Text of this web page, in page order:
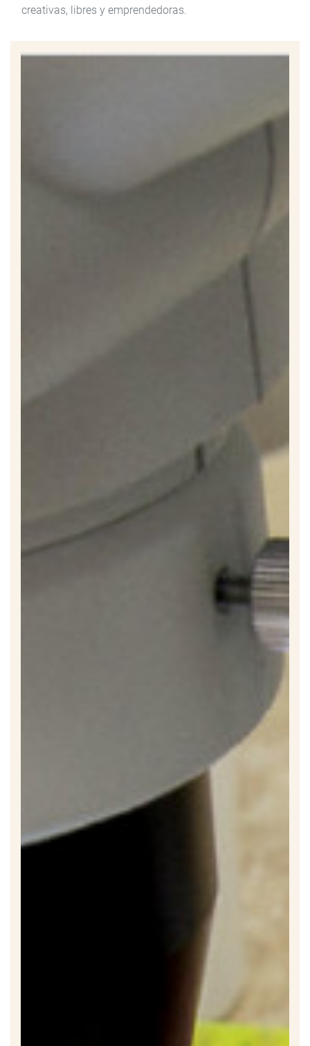
creativas, libres y emprendedoras.